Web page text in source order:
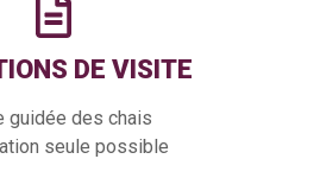
DE VISITE
guidée des chais
seule possible